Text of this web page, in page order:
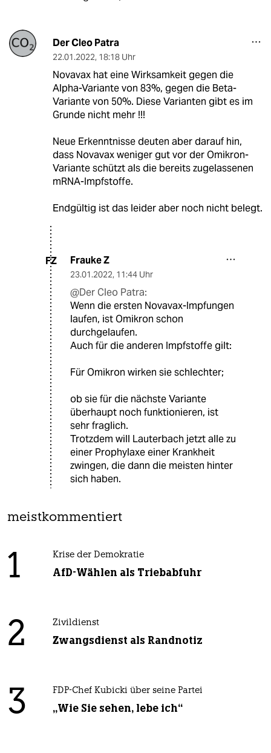
Der Cleo Patra
22.01.2022, 18:18 Uhr
Novavax hat eine Wirksamkeit gegen die
Alpha-Variante von 83%, gegen die Beta-
Variante von 50%. Diese Varianten gibt es im
Grunde nicht mehr !!!
Neue Erkenntnisse deuten aber darauf hin,
dass Novavax weniger gut vor der Omikron-
Variante schützt als die bereits zugelassenen
mRNA-Impfstoffe.
Endgültig ist das leider aber noch nicht belegt.
FZ Frauke Z
23.01.2022, 11:44 Uhr
@Der Cleo Patra:
Wenn die ersten Novavax-Impfungen
laufen, ist Omikron schon
durchgelaufen.
Auch für die anderen Impfstoffe gilt:
Für Omikron wirken sie schlechter;
ob sie für die nächste Variante
überhaupt noch funktionieren, ist
sehr fraglich.
Trotzdem will Lauterbach jetzt alle zu
einer Prophylaxe einer Krankheit
zwingen, die dann die meisten hinter
sich haben.
meistkommentiert
1 Krise der Demokratie
AfD-Wählen als Triebabfuhr
2 Zivildienst
Zwangsdienst als Randnotiz
3 FDP-Chef Kubicki über seine Partei
„Wie Sie sehen, lebe ich“